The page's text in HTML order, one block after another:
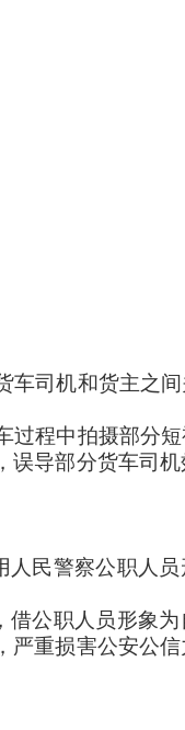
车司机和货主之
过程中拍摄部分
误导部分货车司
民警察公职人
公职人员形象为
严重损害公安公